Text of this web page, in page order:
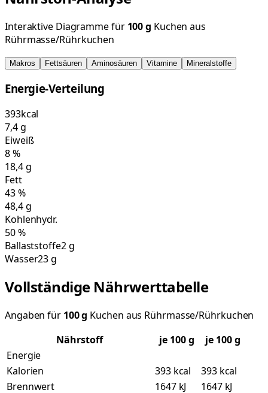
Interaktive Diagramme für 100g Kuchen aus
Rührmasse/Rührkuchen
Makros Fettsäuren Aminosäuren Vitamine Mineralstoffe
Energie-Verteilung
393kcal
7,4g
Eiweiß
8%
18,4g
Fett
43%
48,4g
Kohlenhydr.
50%
Ballaststoffe2 g
Wasser23 g
Vollständige Nährwerttabelle
Angaben für 100g Kuchen aus Rührmasse/Rührkuchen
Nährstoff
je 100g
je 100 g
Energie
Kalorien
393 kcal
393 kcal
Brennwert
1647 kJ 1647 kJ